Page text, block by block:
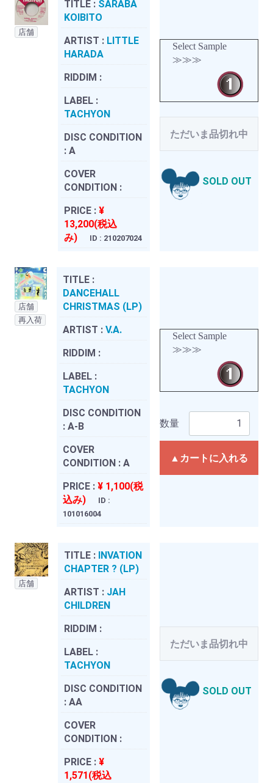
店舗
TITLE : SARABA
KOIBITO
ARTIST : LITTLE
HARADA
RIDDIM :
LABEL :
TACHYON
DISC CONDITION
: A
COVER
CONDITION :
PRICE : ¥
13,200(税込
み)
ID : 210207024
Select Sample
≫≫≫
ただいま品切れ中
SOLD OUT
店舗
再入荷
TITLE :
DANCEHALL
CHRISTMAS (LP)
ARTIST : V.A.
RIDDIM :
LABEL :
TACHYON
DISC CONDITION
: A-B
COVER
CONDITION : A
PRICE : ¥ 1,100(税
込み)
ID :
101016004
Select Sample
≫≫≫
数量
▲カートに入れる
店舗
TITLE : INVATION
CHAPTER ? (LP)
ARTIST : JAH
CHILDREN
RIDDIM :
LABEL :
TACHYON
DISC CONDITION
: AA
COVER
CONDITION :
PRICE : ¥
1,571(税込
ただいま品切れ中
SOLD OUT